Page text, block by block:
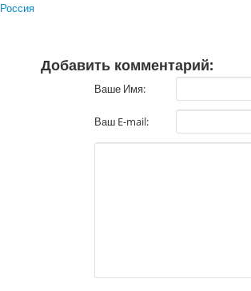
Россия
Добавить комментарий:
Ваше Имя:
Ваш E-mail: